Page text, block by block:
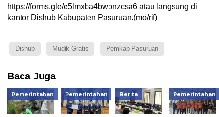
https://forms.gle/e5lmxba4bwpnzcsa6 atau langsung di
kantor Dishub Kabupaten Pasuruan.(mo/rif)
Dishub Mudik Gratis Pemkab Pasuruan
Baca Juga
Pemerintahan Pemerintahan Berita Pemerintahan